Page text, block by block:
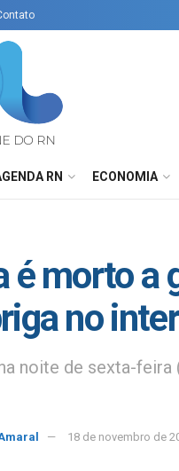
RN ECONOMIA
é morto a
no
noite de sexta-
18 de novembro de